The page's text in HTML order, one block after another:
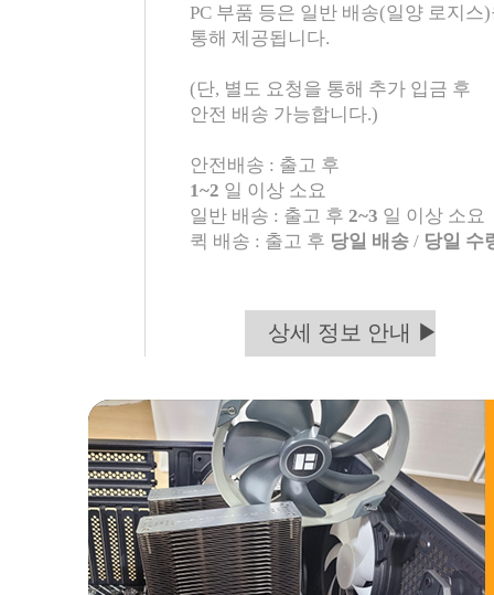
PC 부품 등은 일반 배송(일양 로지스
통해 제공됩니다.
(단, 별도 요청을 통해 추가 입금 후
안전 배송 가능합니다.)
안전배송 : 출고 후
1~2 일 이상 소요
일반 배송 : 출고 후 2~3 일 이상 소요
퀵 배송 : 출고 후 당일 배송 / 당일 수
상세 정보 안내 ▶